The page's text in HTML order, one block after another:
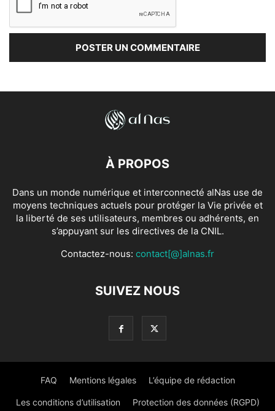
À PROPOS
Dans un monde numérique et interconnecté alNas use de
moyens techniques actuels pour protéger la Vie privée et
la liberté de ses utilisateurs, membres ou adhérents, en
s’appuyant sur les directives de la CNIL.
Contactez-nous: contact[@]alnas.fr
SUIVEZ NOUS
FAQ Mentions légales L’équipe de rédaction
Les conditions d’utilisation Protection des données (RGPD)